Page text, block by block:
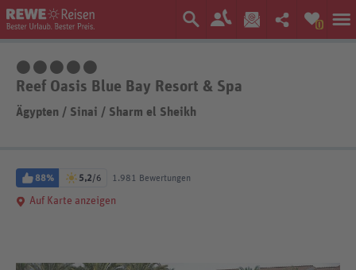
0
Reef Oasis Blue Bay Resort & Spa
Ägypten / Sinai / Sharm el Sheikh
88% 5,2/6 1.981 Bewertungen
Auf Karte anzeigen